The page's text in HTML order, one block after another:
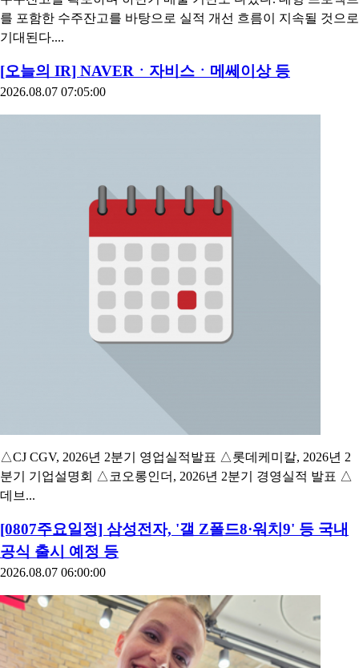
를 포함한 수주잔고를 바탕으로 실적 개선 흐름이 지속될 것으로
기대된다....
[오늘의 IR] NAVERㆍ자비스ㆍ메쎄이상 등
2026.08.07 07:05:00
△CJ CGV, 2026년 2분기 영업실적발표 △롯데케미칼, 2026년 2
분기 기업설명회 △코오롱인더, 2026년 2분기 경영실적 발표 △
데브...
[0807주요일정] 삼성전자, '갤 Z폴드8·워치9' 등 국내
공식 출시 예정 등
2026.08.07 06:00:00